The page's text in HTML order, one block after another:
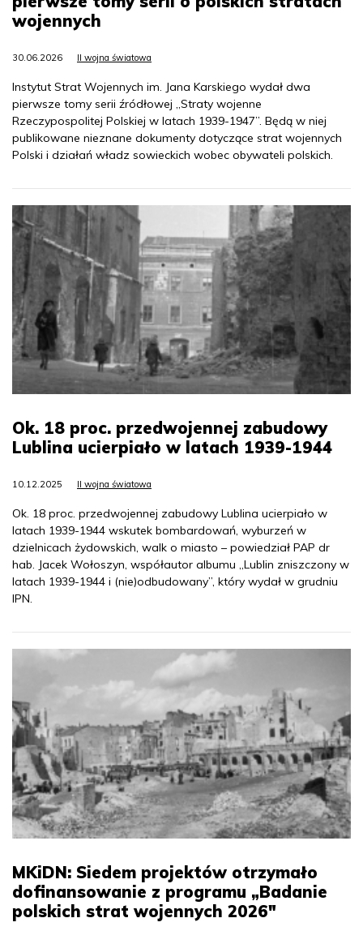
wojennych
30.06.2026 II wojna światowa
Instytut Strat Wojennych im. Jana Karskiego wydał dwa
pierwsze tomy serii źródłowej „Straty wojenne
Rzeczypospolitej Polskiej w latach 1939-1947”. Będą w niej
publikowane nieznane dokumenty dotyczące strat wojennych
Polski i działań władz sowieckich wobec obywateli polskich.
Ok. 18 proc. przedwojennej zabudowy
Lublina ucierpiało w latach 1939-1944
10.12.2025 II wojna światowa
Ok. 18 proc. przedwojennej zabudowy Lublina ucierpiało w
latach 1939-1944 wskutek bombardowań, wyburzeń w
dzielnicach żydowskich, walk o miasto – powiedział PAP dr
hab. Jacek Wołoszyn, współautor albumu „Lublin zniszczony w
latach 1939-1944 i (nie)odbudowany”, który wydał w grudniu
IPN.
MKiDN: Siedem projektów otrzymało
dofinansowanie z programu „Badanie
polskich strat wojennych 2026"